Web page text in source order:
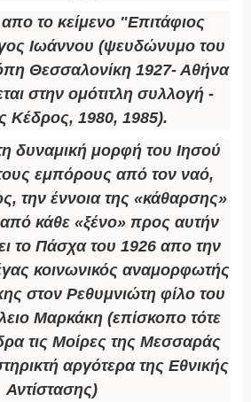
το κείμενο "Επιτάφιος
Ιωάννου (ψευδώνυμο του
Θεσσαλονίκη 1927- Αθήνα
στην ομότιτλη συλλογή -
Κέδρος, 1980, 1985).
δυναμική μορφή του Ιησού
εμπόρους από τον ναό,
την έννοια της «κάθαρσης»
κάθε «ξένο» προς αυτήν
το Πάσχα του 1926 απο την
κοινωνικός αναμορφωτής
στον Ρεθυμνιώτη φίλο του
Μαρκάκη (επίσκοπο τότε
τις Μοίρες της Μεσσαράς
αργότερα της Εθνικής
Αντίστασης)